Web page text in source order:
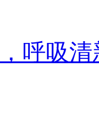
呼吸